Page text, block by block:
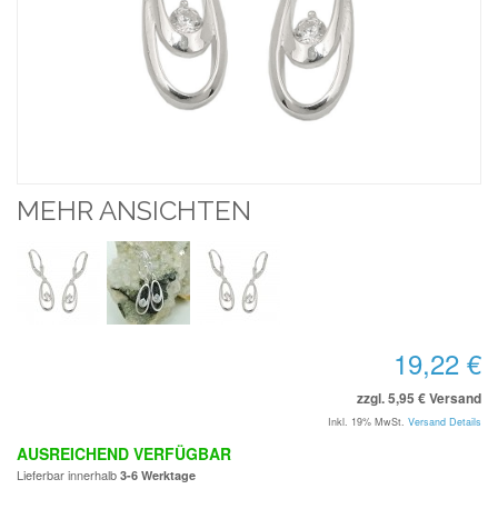
MEHR ANSICHTEN
19,22 €
zzgl. 5,95 € Versand
Inkl. 19% MwSt. Versand Details
AUSREICHEND VERFÜGBAR
Lieferbar innerhalb 3-6 Werktage